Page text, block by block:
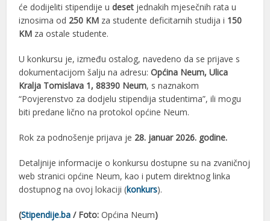
će dodijeliti stipendije udeset jednakih mjesečnih rata u
iznosima od 250 KM za studente deficitarnih studija i 150
KM za ostale studente.
U konkursu je, između ostalog, navedeno da se prijave s
dokumentacijom šalju na adresu:Općina Neum, Ulica
Kralja Tomislava 1, 88390 Neum, s naznakom
“Povjerenstvo za dodjelu stipendija studentima”, ili mogu
biti predane lično na protokol općine Neum.
Rok za podnošenje prijava je 28. januar 2026. godine.
Detaljnije informacije o konkursu dostupne su na zvaničnoj
web stranici općine Neum, kao i putem direktnog linka
dostupnog na ovoj lokaciji (konkurs).
(Stipendije.ba / Foto:Općina Neum)